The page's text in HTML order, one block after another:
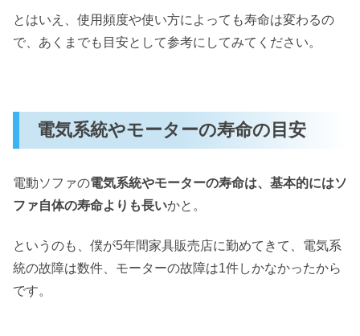
とはいえ、使用頻度や使い方によっても寿命は変わるの
で、あくまでも目安として参考にしてみてください。
電気系統やモーターの寿命の目安
電動ソファの電気系統やモーターの寿命は、基本的にはソ
ファ自体の寿命よりも長いかと。
というのも、僕が5年間家具販売店に勤めてきて、電気系
統の故障は数件、モーターの故障は1件しかなかったから
です。